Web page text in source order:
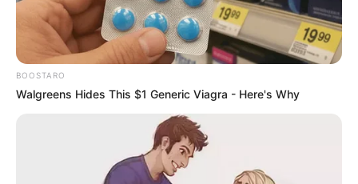
BOOSTARO
Walgreens Hides This $1 Generic Viagra - Here's Why